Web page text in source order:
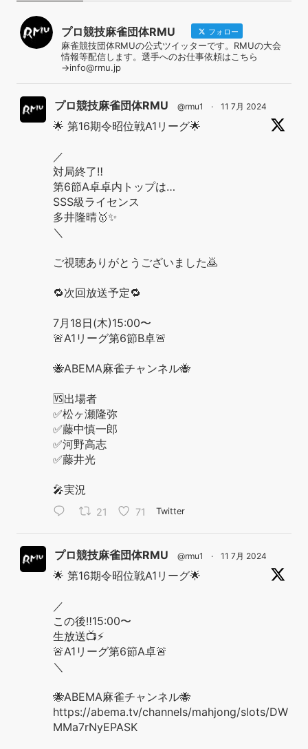
プロ競技麻雀団体RMU フォロー
麻雀競技団体RMUの公式ツイッターです。RMUの大会
情報等配信します。選手へのお仕事依頼はこちら
→info@rmu.jp
プロ競技麻雀団体RMU @rmu1 · 11 7月 2024
🌟 第16期令昭位戦A1リーグ🌟
／
対局終了‼️
第6節A卓卓内トップは…
SSS級ライセンス
多井隆晴🥇✨
＼
ご視聴ありがとうございました🙇
🔁次回放送予定🔁
7月18日(木)15:00〜
🚨A1リーグ第6節B卓🚨
🐝ABEMA麻雀チャンネル🐝
🆚出場者
✅松ヶ瀬隆弥
✅藤中慎一郎
✅河野高志
✅藤井光
🎤実況
21 71 Twitter
プロ競技麻雀団体RMU @rmu1 · 11 7月 2024
🌟 第16期令昭位戦A1リーグ🌟
／
この後‼️15:00〜
生放送📺⚡️
🚨A1リーグ第6節A卓🚨
＼
🐝ABEMA麻雀チャンネル🐝
https://abema.tv/channels/mahjong/slots/DW
MMa7rNyEPASK